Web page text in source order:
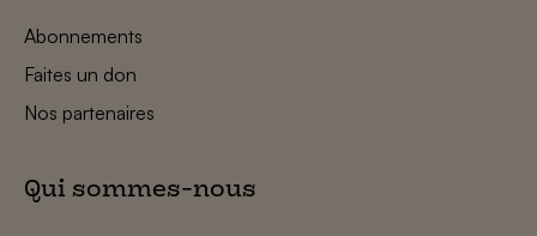
Abonnements
Faites un don
Nos partenaires
Qui sommes-nous